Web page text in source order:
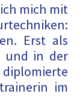
mich mit
Erst als
und in der
im